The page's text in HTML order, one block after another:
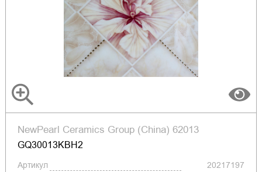
NewPearl Ceramics Group (China) 62013
GQ30013KBH2
Артикул
20217197